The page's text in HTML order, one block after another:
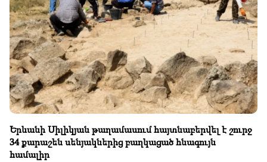
Երևանի Սիլիկյան թաղամասում հայտնաբերվել է շուրջ
34 քարաշեն սենյակներից բաղկացած հնագույն
համալիր